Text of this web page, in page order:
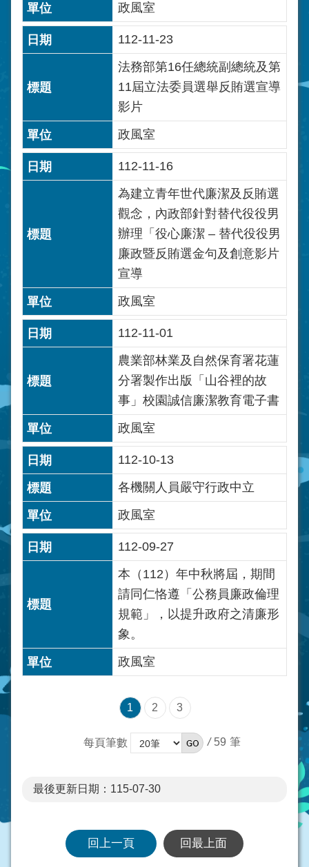
政風室
112-11-23
法務部第16任總統副總統及第
11屆立法委員選舉反賄選宣導
影片
政風室
112-11-16
為建立青年世代廉潔及反賄選
觀念，內政部針對替代役役男
辦理「役心廉潔 – 替代役役男
廉政暨反賄選金句及創意影片
宣導
政風室
112-11-01
農業部林業及自然保育署花蓮
分署製作出版「山谷裡的故
事」校園誠信廉潔教育電子書
政風室
112-10-13
各機關人員嚴守行政中立
政風室
112-09-27
本（112）年中秋將屆，期間
請同仁恪遵「公務員廉政倫理
規範」，以提升政府之清廉形
象。
政風室
1 2 3
每頁筆數 / 59
最後更新日期：115-07-30
回上一頁 回最上面